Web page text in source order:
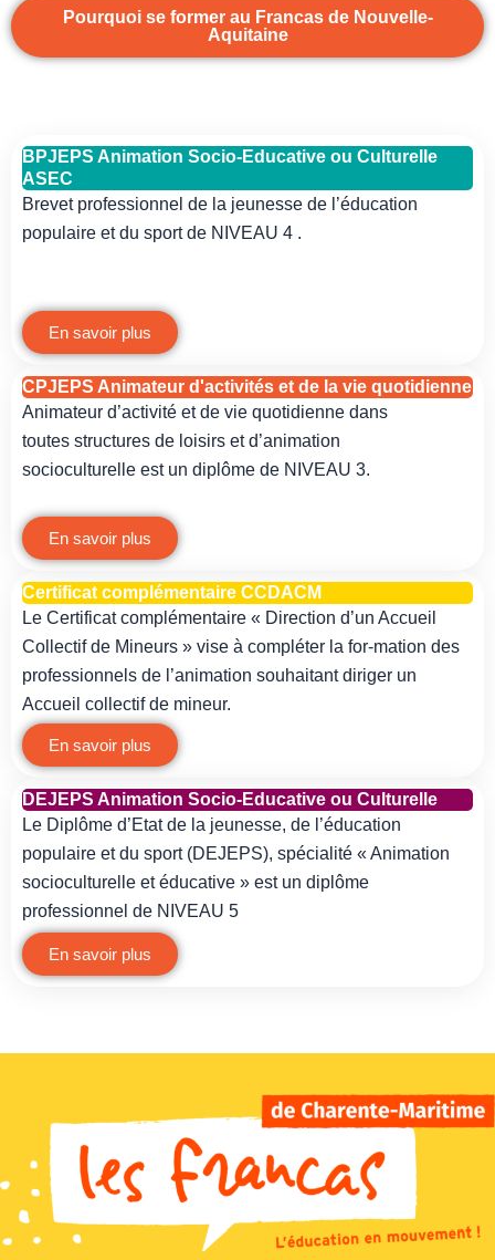
Pourquoi se former au Francas de Nouvelle-
Aquitaine
BPJEPS Animation Socio-Educative ou Culturelle
ASEC
Brevet professionnel de la jeunesse de l’éducation
populaire et du sport de NIVEAU 4 .
En savoir plus
CPJEPS Animateur d'activités et de la vie quotidienne
Animateur d’activité et de vie quotidienne dans
toutes structures de loisirs et d’animation
socioculturelle est un diplôme de NIVEAU 3.
En savoir plus
Certificat complémentaire CCDACM
Le Certificat complémentaire « Direction d’un Accueil
Collectif de Mineurs » vise à compléter la for-mation des
professionnels de l’animation souhaitant diriger un
Accueil collectif de mineur.
En savoir plus
DEJEPS Animation Socio-Educative ou Culturelle
Le Diplôme d’Etat de la jeunesse, de l’éducation
populaire et du sport (DEJEPS), spécialité « Animation
socioculturelle et éducative » est un diplôme
professionnel de NIVEAU 5
En savoir plus